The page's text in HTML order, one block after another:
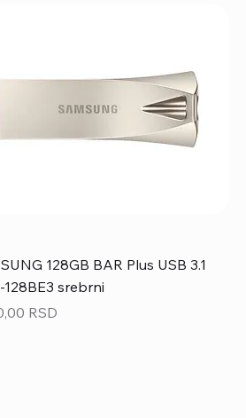
128GB BAR Plus USB 3.1
128BE3 srebrni
RSD